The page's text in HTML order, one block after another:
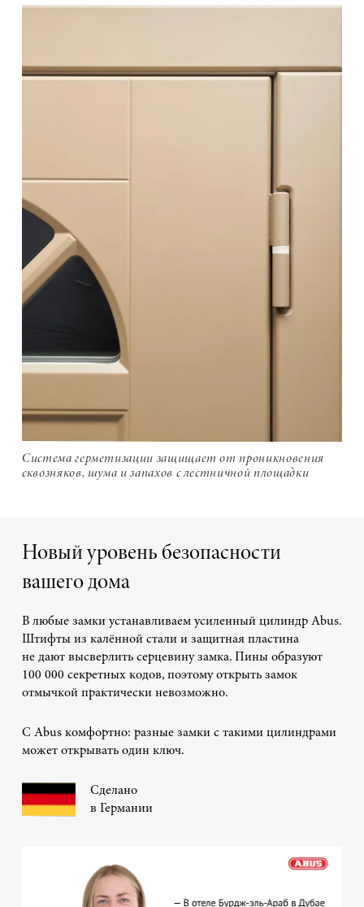
Система герметизации защищает от проникновения
сквозняков, шума и запахов с лестничной площадки
Новый уровень безопасности
вашего дома
В любые замки устанавливаем усиленный цилиндр Abus.
Штифты из калённой стали и защитная пластина
не дают высверлить серцевину замка. Пины образуют
100 000 секретных кодов, поэтому открыть замок
отмычкой практически невозможно.
С Abus комфортно: разные замки с такими цилиндрами
может открывать один ключ.
Сделано
в Германии